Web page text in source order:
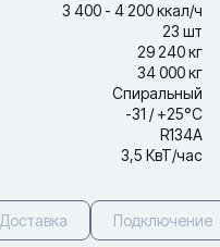
3 400 - 4 200 ккал/ч
23 шт
29 240 кг
34 000 кг
Спиральный
-31 / +25°С
R134A
3,5 КвТ/час
Доставка Подключение